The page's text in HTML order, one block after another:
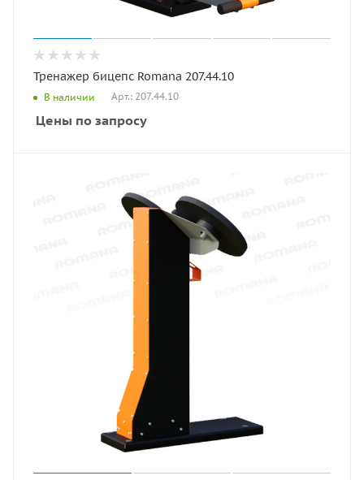
Тренажер бицепс Romana 207.44.10
В наличии Арт.: 207.44.10
Цены по запросу